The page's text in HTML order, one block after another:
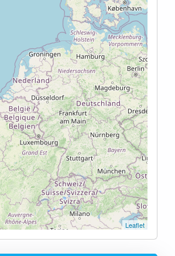
Leaflet